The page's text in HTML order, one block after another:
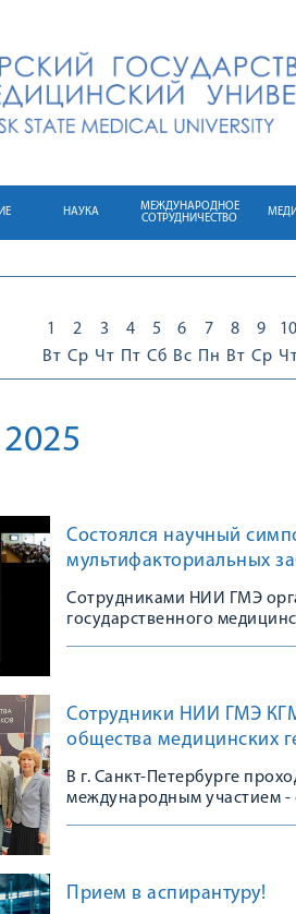
НАУКА
МЕЖДУНАРОДНОЕ
СОТРУДНИЧЕСТВО
1
Вт
2
Ср
3
Чт
4
Пт
5
Сб
6
Вс
7
Пн
8
Вт
9
Ср
Состоялся научный
мультифакториальных
Сотрудниками НИИ ГМЭ
государственного
Сотрудники НИИ ГМЭ
общества медицинских
В г. Санкт-Петербурге
международным участием -
Прием в аспирантуру!